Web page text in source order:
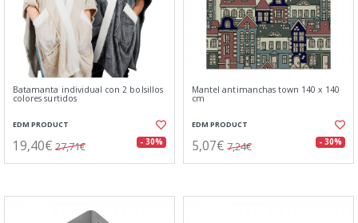
Batamanta individual con 2 bolsillos
colores surtidos
EDM PRODUCT
19,40€ 27,71€ - 30%
Mantel antimanchas town 140 x 140
cm
EDM PRODUCT
5,07€ 7,24€ - 30%